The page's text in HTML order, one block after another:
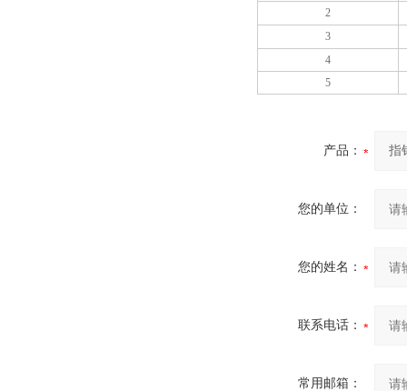
2
3
4
5
产品：
您的单位：
您的姓名：
联系电话：
常用邮箱：